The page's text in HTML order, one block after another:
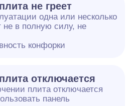
не греет
одна или несколько
не в полную силу, не
конфорки
отключается
плита отключается
панель